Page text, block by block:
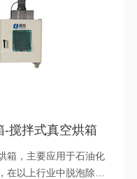
-搅拌式真空烘箱
箱，主要应用于石油化
以上行业中脱泡除泡